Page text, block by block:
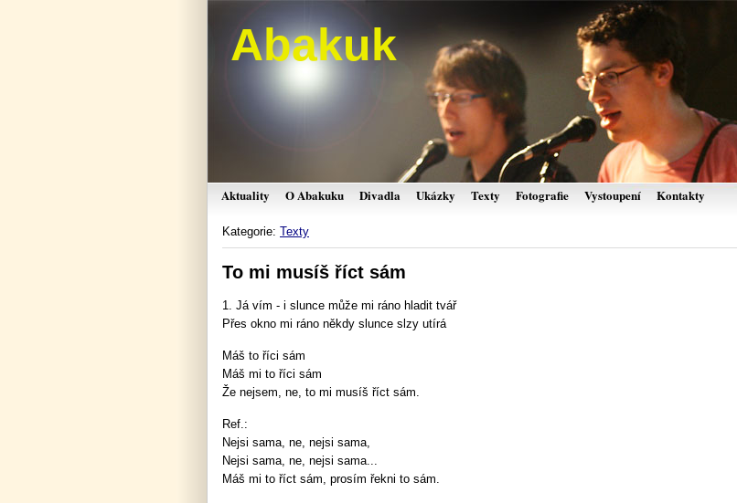
Abakuk
Aktuality O Abakuku Divadla Ukázky Texty Fotografie Vystoupení Kontakty
Kategorie: Texty
To mi musíš říct sám
1. Já vím - i slunce může mi ráno hladit tvář
Přes okno mi ráno někdy slunce slzy utírá
Máš to říci sám
Máš mi to říci sám
Že nejsem, ne, to mi musíš říct sám.
Ref.:
Nejsi sama, ne, nejsi sama,
Nejsi sama, ne, nejsi sama...
Máš mi to říct sám, prosím řekni to sám.